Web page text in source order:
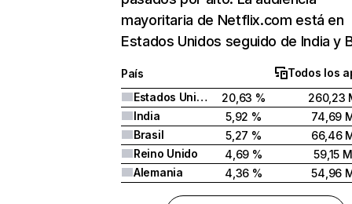
mayoritaria de Netflix.com está en
Estados Unidos seguido de India y
País
Todos los
Estados Unidos
20,63 %
260,23
India
5,92 %
74,69
Brasil
5,27 %
66,46
Reino Unido
4,69 %
59,15 M
Alemania
4,36 % 54,96